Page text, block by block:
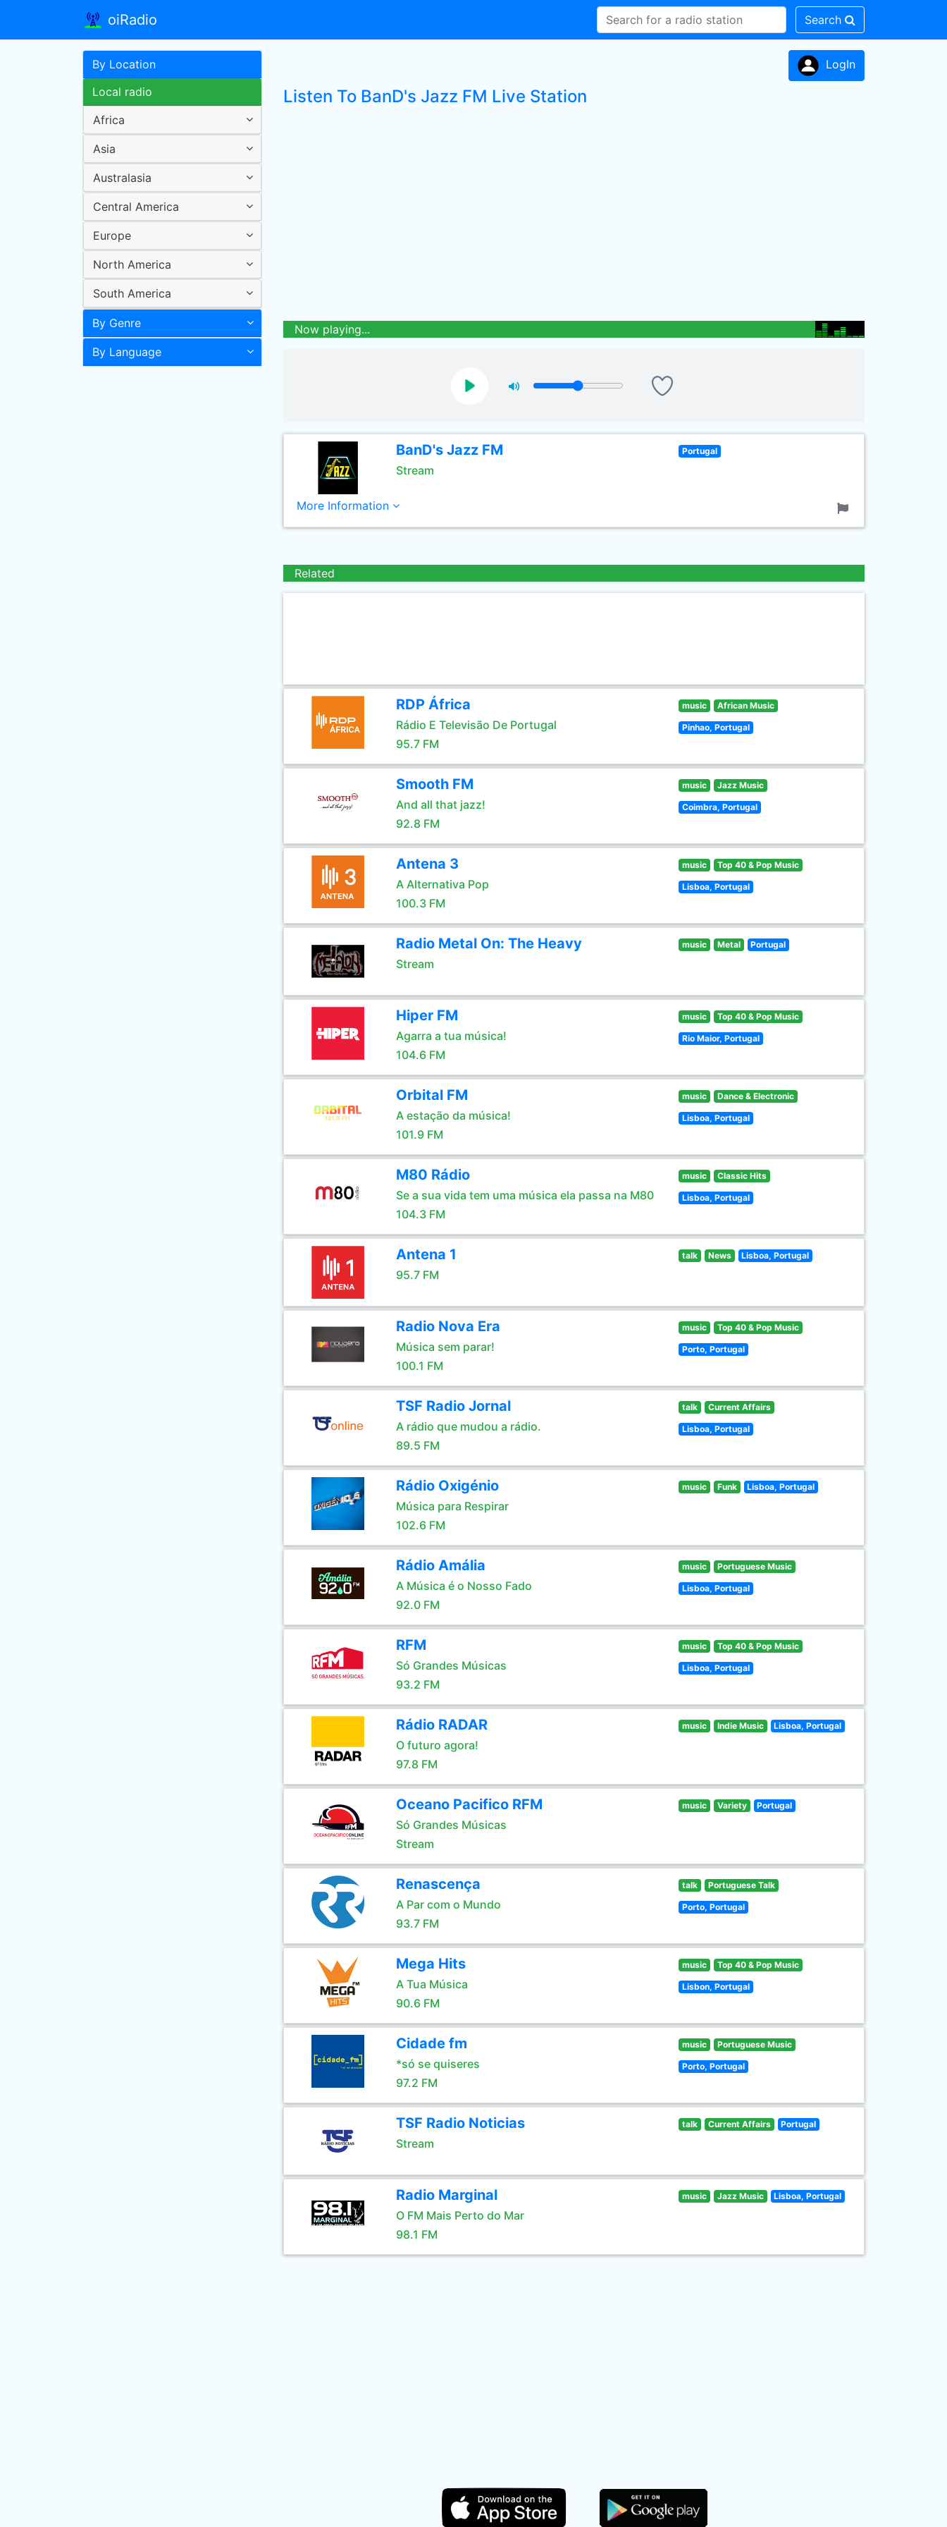
oiRadio Search
By Location
Local radio
Africa
Asia
Australasia
Central America
Europe
North America
South America
By Genre
By Language
LogIn
Listen To BanD's Jazz FM Live Station
Now playing...
BanD's Jazz FM
Stream
Portugal
More Information
Related
RDP África
Rádio E Televisão De Portugal
95.7 FM
music African Music
Pinhao, Portugal
Smooth FM
And all that jazz!
92.8 FM
music Jazz Music
Coimbra, Portugal
Antena 3
A Alternativa Pop
100.3 FM
music Top 40 & Pop Music
Lisboa, Portugal
Radio Metal On: The Heavy
Stream
music Metal Portugal
Hiper FM
Agarra a tua música!
104.6 FM
music Top 40 & Pop Music
Rio Maior, Portugal
Orbital FM
A estação da música!
101.9 FM
music Dance & Electronic
Lisboa, Portugal
M80 Rádio
Se a sua vida tem uma música ela passa na M80
104.3 FM
music Classic Hits
Lisboa, Portugal
Antena 1
95.7 FM
talk News Lisboa, Portugal
Radio Nova Era
Música sem parar!
100.1 FM
music Top 40 & Pop Music
Porto, Portugal
TSF Radio Jornal
A rádio que mudou a rádio.
89.5 FM
talk Current Affairs
Lisboa, Portugal
Rádio Oxigénio
Música para Respirar
102.6 FM
music Funk Lisboa, Portugal
Rádio Amália
A Música é o Nosso Fado
92.0 FM
music Portuguese Music
Lisboa, Portugal
RFM
Só Grandes Músicas
93.2 FM
music Top 40 & Pop Music
Lisboa, Portugal
Rádio RADAR
O futuro agora!
97.8 FM
music Indie Music Lisboa, Portugal
Oceano Pacifico RFM
Só Grandes Músicas
Stream
music Variety Portugal
Renascença
A Par com o Mundo
93.7 FM
talk Portuguese Talk
Porto, Portugal
Mega Hits
A Tua Música
90.6 FM
music Top 40 & Pop Music
Lisbon, Portugal
Cidade fm
*só se quiseres
97.2 FM
music Portuguese Music
Porto, Portugal
TSF Radio Noticias
Stream
talk Current Affairs Portugal
Radio Marginal
O FM Mais Perto do Mar
98.1 FM
music Jazz Music Lisboa, Portugal